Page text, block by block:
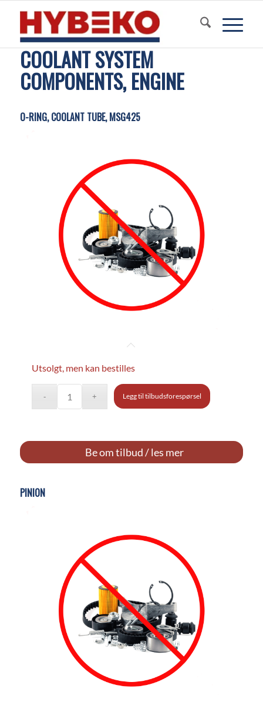
COOLANT SYSTEM
COMPONENTS, ENGINE
O-RING, COOLANT TUBE, MSG425
Utsolgt, men kan bestilles
Legg til tilbudsforespørsel
Be om tilbud / les mer
PINION